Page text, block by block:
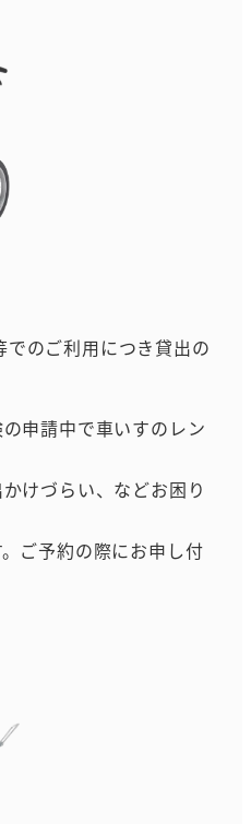
のご利用につき貸出の
申請中で車いすのレン
けづらい、などお困り
ご予約の際にお申し付